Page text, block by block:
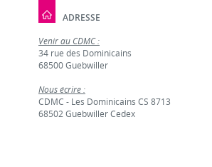
ADRESSE
Venir au CDMC :
34 rue des Dominicains
68500 Guebwiller
Nous écrire :
CDMC - Les Dominicains CS 8713
68502 Guebwiller Cedex